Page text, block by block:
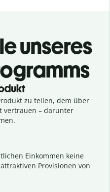
unseres
zu teilen, dem über
vertrauen – darunter
Einkommen keine
Provisionen von